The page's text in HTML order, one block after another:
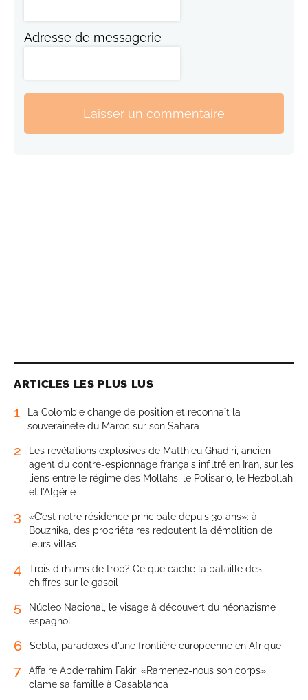
Adresse de messagerie
Laisser un commentaire
ARTICLES LES PLUS LUS
1
La Colombie change de position et reconnaît la
souveraineté du Maroc sur son Sahara
2
Les révélations explosives de Matthieu Ghadiri, ancien
agent du contre-espionnage français infiltré en Iran, sur les
liens entre le régime des Mollahs, le Polisario, le Hezbollah
et l’Algérie
3
«C’est notre résidence principale depuis 30 ans»: à
Bouznika, des propriétaires redoutent la démolition de
leurs villas
4
Trois dirhams de trop? Ce que cache la bataille des
chiffres sur le gasoil
5
Núcleo Nacional, le visage à découvert du néonazisme
espagnol
6 Sebta, paradoxes d’une frontière européenne en Afrique
7
Affaire Abderrahim Fakir: «Ramenez-nous son corps»,
clame sa famille à Casablanca